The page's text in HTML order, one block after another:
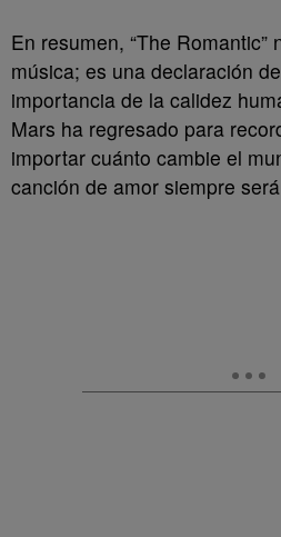
En resumen, “The
música; es una declaración
importancia de la calidez
Mars ha regresado para
importar cuánto cambie el
canción de amor siempre